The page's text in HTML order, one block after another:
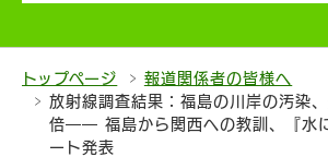
トップページ
報道関係者の皆様へ
放射線調査結果：福島の川岸の汚染
倍―― 福島から関西への教訓、『水
ート発表